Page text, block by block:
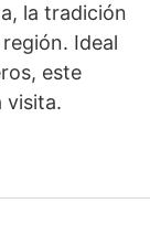
la tradición
Ideal
este
visita.